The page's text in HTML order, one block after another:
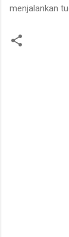
menjalankan